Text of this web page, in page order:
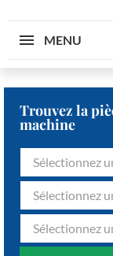
MENU
Trouvez la
machine
Sélectionnez
Sélectionnez
Sélectionnez